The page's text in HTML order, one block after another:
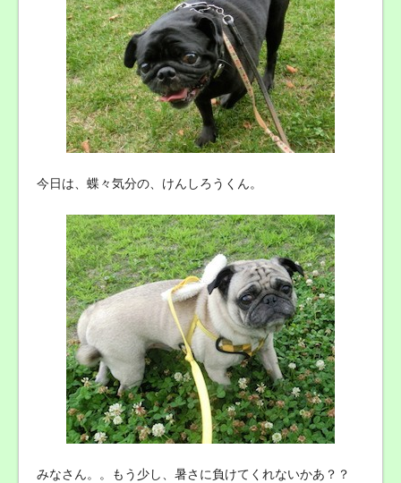
今日は、蝶々気分の、けんしろうくん。
みなさん。。もう少し、暑さに負けてくれないかあ？？